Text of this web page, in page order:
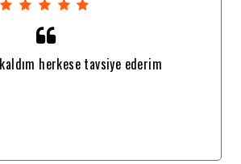
herkese tavsiye ederim